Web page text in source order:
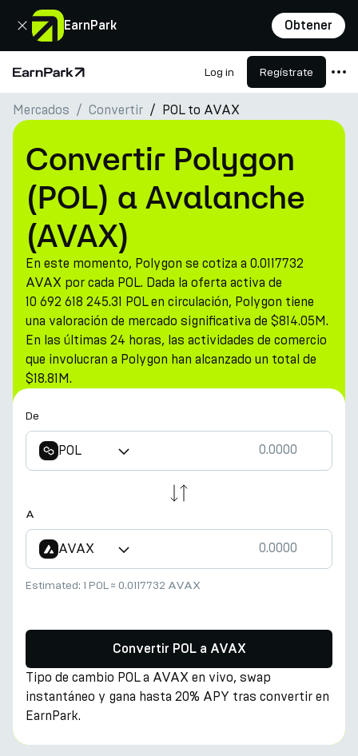
EarnPark Obtener
Cerrar
Página de inicio Log in Regístrate
Productos
Mercados
Calculadoras
PARK Token
Recursos
Compañía
Mercados Convertir POL to AVAX
Convertir Polygon
(POL) a Avalanche
(AVAX)
En este momento, Polygon se cotiza a 0.0117732
AVAX por cada POL. Dada la oferta activa de
10 692 618 245.31 POL en circulación, Polygon tiene
una valoración de mercado significativa de $814.05M.
En las últimas 24 horas, las actividades de comercio
que involucran a Polygon han alcanzado un total de
$18.81M.
De
POL
A
AVAX
Estimated: 1 POL≈ 0.0117732 AVAX
Convertir POL a AVAX
Tipo de cambio POL a AVAX en vivo, swap
instantáneo y gana hasta 20% APY tras convertir en
EarnPark.